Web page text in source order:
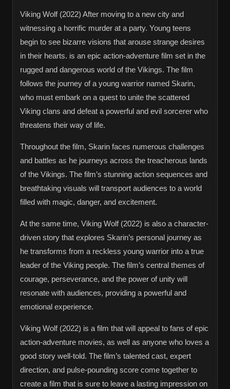
Viking Wolf (2022) After moving to a new city and
witnessing a horrific murder at a party. Young teens
begin to see bizarre visions that arouse strange desires
in their hearts. is an epic action-adventure film set in the
rugged and dangerous world of the Vikings. The film
follows the journey of a young warrior named Skarin,
who must embark on a quest to unite the scattered
Viking clans and defeat a powerful and evil sorcerer who
threatens their way of life.
Throughout the film, Skarin faces numerous challenges
and battles as he journeys across the treacherous lands
of the Vikings. The film’s stunning action sequences and
breathtaking visuals will transport audiences to a world
filled with magic, danger, and excitement.
At the same time, Viking Wolf (2022) is also a character-
driven story that explores Skarin’s personal journey as
he transforms from a reckless young warrior into a true
leader of the Viking people. The film’s central themes of
courage, perseverance, and the power of unity will
resonate with audiences, providing a powerful and
emotional experience.
Viking Wolf (2022) is a film that will appeal to fans of epic
action-adventure movies, as well as anyone who loves a
good story well-told. The film’s talented cast, expert
direction, and pulse-pounding score come together to
create a film that is sure to leave a lasting impression on